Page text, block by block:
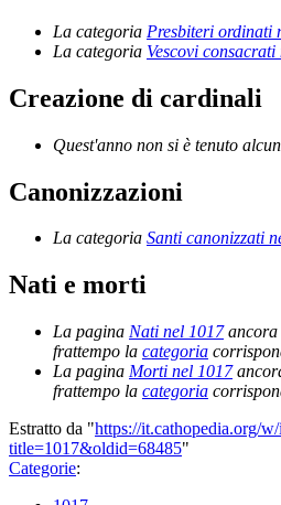
La categoria Presbiteri ordinati
La categoria Vescovi
Creazione di cardinali
Quest'anno non si è tenuto
Canonizzazioni
La categoria Santi canonizzati
Nati e morti
La pagina Nati nel 1017ancora
frattempo la categoria
La pagina Morti nel 1017
frattempo la categoria
Estratto da "https://it.cathopedia.org/
title=1017&oldid=68485"
Categorie: